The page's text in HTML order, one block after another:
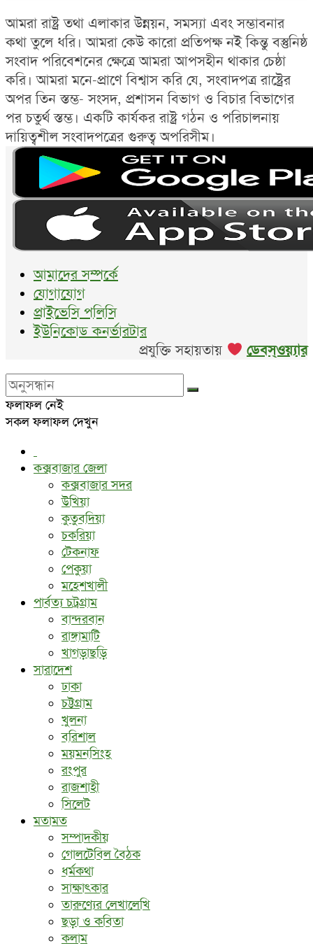
আমরা রাষ্ট্র তথা এলাকার উন্নয়ন, সমস্যা এবং সম্ভাবনার
কথা তুলে ধরি। আমরা কেউ কারো প্রতিপক্ষ নই কিন্তু বস্তুনিষ্ঠ
সংবাদ পরিবেশনের ক্ষেত্রে আমরা আপসহীন থাকার চেষ্ঠা
করি। আমরা মনে-প্রাণে বিশ্বাস করি যে, সংবাদপত্র রাষ্ট্রের
অপর তিন স্তম্ভ- সংসদ, প্রশাসন বিভাগ ও বিচার বিভাগের
পর চতুর্থ স্তম্ভ। একটি কার্যকর রাষ্ট্র গঠন ও পরিচালনায়
দায়িত্বশীল সংবাদপত্রের গুরুত্ব অপরিসীম।
আমাদের সম্পর্কে
যোগাযোগ
প্রাইভেসি পলিসি
ইউনিকোড কনর্ভারটার
প্রযুক্তি সহায়তায়
ডেবস্ওয়্যার
ফলাফল নেই
সকল ফলাফল দেখুন
কক্সবাজার জেলা
কক্সবাজার সদর
উখিয়া
কুতুবদিয়া
চকরিয়া
টেকনাফ
পেকুয়া
মহেশখালী
পার্বত্য চট্রগ্রাম
বান্দরবান
রাঙ্গামাটি
খাগড়াছড়ি
সারাদেশ
ঢাকা
চট্টগ্রাম
খুলনা
বরিশাল
ময়মনসিংহ
রংপুর
রাজশাহী
সিলেট
মতামত
সম্পাদকীয়
গোলটেবিল বৈঠক
ধর্মকথা
সাক্ষাৎকার
তারুণ্যের লেখালেখি
ছড়া ও কবিতা
কলাম